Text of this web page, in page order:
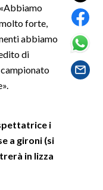
forte,
abbiamo
di
i
a gironi (si
in lizza